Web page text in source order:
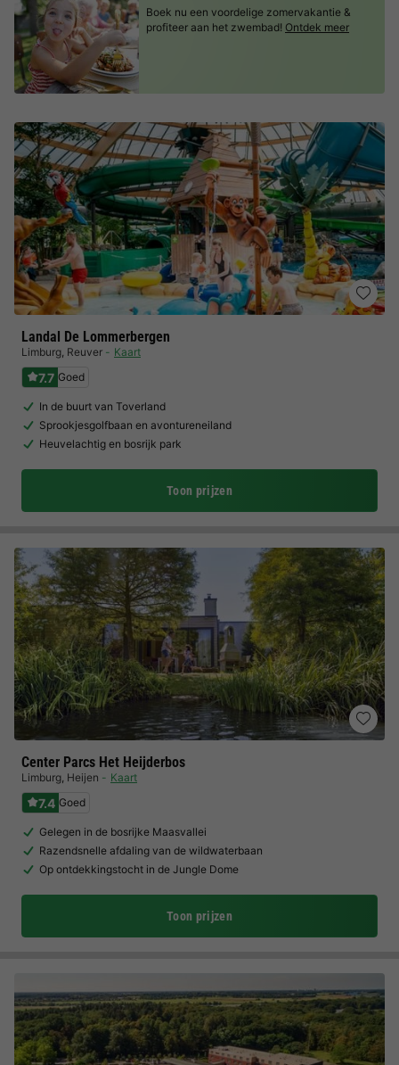
Landal De Lommerbergen
Limburg, Reuver Kaart
7.7 Goed
In de buurt van Toverland
Sprookjesgolfbaan en avontureneiland
Heuvelachtig en bosrijk park
Toon prijzen
Center Parcs Het Heijderbos
Limburg, Heijen Kaart
7.4 Goed
Gelegen in de bosrijke Maasvallei
Razendsnelle afdaling van de wildwaterbaan
Op ontdekkingstocht in de Jungle Dome
Toon prijzen
Boek nu een voordelige zomervakantie &
profiteer aan het zwembad! Ontdek meer